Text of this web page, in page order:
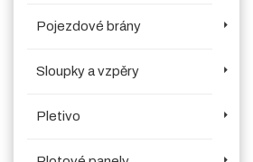
Pojezdové brány
Sloupky a vzpěry
Pletivo